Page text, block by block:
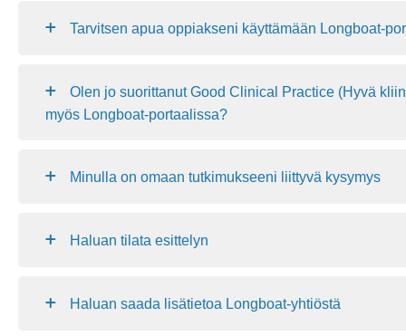
Tarvitsen apua oppiakseni käyttämään Longboat-
Olen jo suorittanut Good Clinical Practice (Hyvä
myös Longboat-portaalissa?
Minulla on omaan tutkimukseeni liittyvä kysymys
Haluan tilata esittelyn
Haluan saada lisätietoa Longboat-yhtiöstä